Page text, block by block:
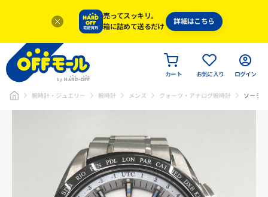
売ってスッキリ。
箱に詰めて送るだけ
詳細はこちら
カート お気に入り ログイン
腕時計・ジュエリー 腕時計 メンズ クォーツ・アナログ腕時計 ソーラ